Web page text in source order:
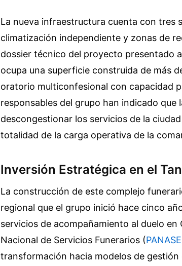
La nueva infraestructura cuenta con tres
climatización independiente y zonas de
dossier técnico del proyecto presentado
ocupa una superficie construida de más
oratorio multiconfesional con capacidad
responsables del grupo han indicado
descongestionar los servicios de la
totalidad de la carga operativa de la
Inversión Estratégica en el
La construcción de este complejo
regional que el grupo inició hace cinco
servicios de acompañamiento al duelo
Nacional de Servicios Funerarios (
transformación hacia modelos de